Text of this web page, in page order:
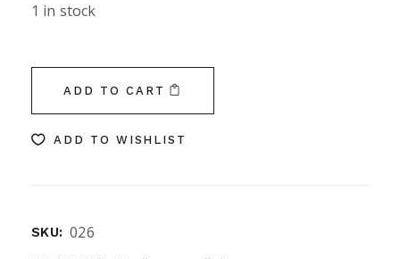
1 in stock
ADD TO CART
ADD TO WISHLIST
SKU: 026